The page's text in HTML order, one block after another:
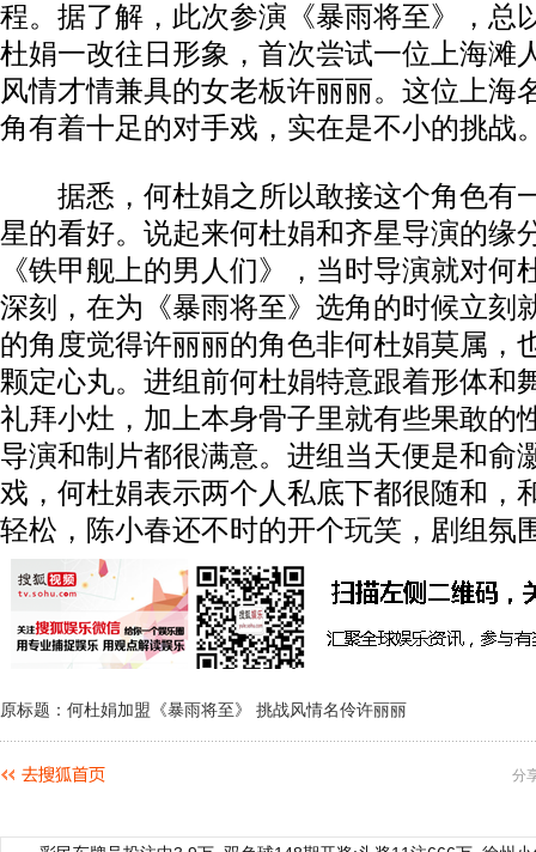
程。据了解，此次参演《暴雨将至》，总
杜娟一改往日形象，首次尝试一位上海滩
风情才情兼具的女老板许丽丽。这位上海
角有着十足的对手戏，实在是不小的挑战
据悉，何杜娟之所以敢接这个角色有
星的看好。说起来何杜娟和齐星导演的缘
《铁甲舰上的男人们》，当时导演就对何
深刻，在为《暴雨将至》选角的时候立刻
的角度觉得许丽丽的角色非何杜娟莫属，
颗定心丸。进组前何杜娟特意跟着形体和
礼拜小灶，加上本身骨子里就有些果敢的
导演和制片都很满意。进组当天便是和俞
戏，何杜娟表示两个人私底下都很随和，
轻松，陈小春还不时的开个玩笑，剧组氛
原标题：何杜娟加盟《暴雨将至》 挑战风情名伶许丽丽
分